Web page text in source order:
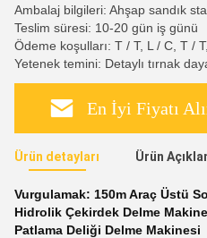
Ambalaj bilgileri: Ahşap sandık
Teslim süresi: 10-20 gün iş günü
Ödeme koşulları: T / T, L / C, T /
Yetenek temini: Detaylı tırnak
En İyi Fiyatı
Ürün detayları Ürün
Vurgulamak: 150m Araç Üstü
Hidrolik Çekirdek Delme
Patlama Deliği Delme Makinesi